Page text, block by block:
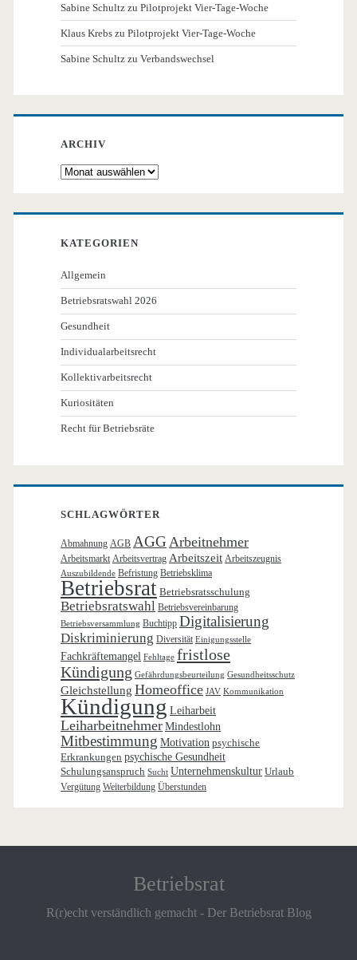
Sabine Schultz zuPilotprojekt Vier-Tage-Woche
Klaus Krebs zuPilotprojekt Vier-Tage-Woche
Sabine Schultz zuVerbandswechsel
ARCHIV
Archiv
KATEGORIEN
Allgemein
Betriebsratswahl 2026
Gesundheit
Individualarbeitsrecht
Kollektivarbeitsrecht
Kuriositäten
Recht für Betriebsräte
SCHLAGWÖRTER
Abmahnung AGB AGG Arbeitnehmer
Arbeitsmarkt Arbeitsvertrag Arbeitszeit Arbeitszeugnis
Auszubildende Befristung Betriebsklima
Betriebsrat Betriebsratsschulung
Betriebsratswahl Betriebsvereinbarung
Betriebsversammlung Buchtipp Digitalisierung
Diskriminierung Diversität Einigungsstelle
Fachkräftemangel Fehltage fristlose
Kündigung Gefährdungsbeurteilung Gesundheitsschutz
Gleichstellung Homeoffice JAV Kommunikation
Kündigung Leiharbeit
Leiharbeitnehmer Mindestlohn
Mitbestimmung Motivation psychische
Erkrankungen psychische Gesundheit
Schulungsanspruch Sucht Unternehmenskultur Urlaub
Vergütung Weiterbildung Überstunden
Betriebsrat
R(r)echt verständlich gemacht - Der Betriebsrat Blog